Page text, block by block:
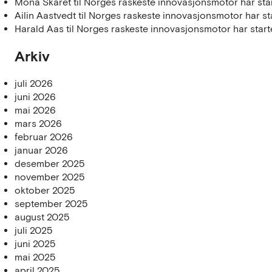
Ailin Aastvedt til Norges raskeste innovasjonsmotor har
Harald Aas til Norges raskeste innovasjonsmotor har
Arkiv
juli 2026
juni 2026
mai 2026
mars 2026
februar 2026
januar 2026
desember 2025
november 2025
oktober 2025
september 2025
august 2025
juli 2025
juni 2025
mai 2025